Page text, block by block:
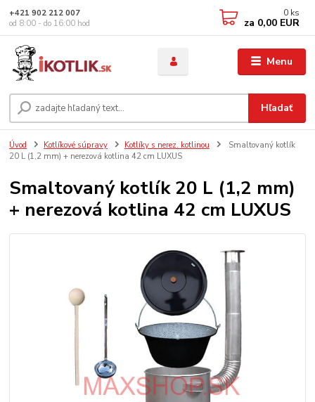
Menu
Hľadať
+421 902 212 007
od 8:00 - do 16:00 hod
0 ks
za 0,00 EUR
Úvod Kotlíkové súpravy Kotlíky s nerez. kotlinou
Smaltovaný kotlík
20 L (1,2 mm) + nerezová kotlina 42 cm LUXUS
Smaltovaný kotlík 20 L (1,2 mm)
+ nerezová kotlina 42 cm LUXUS